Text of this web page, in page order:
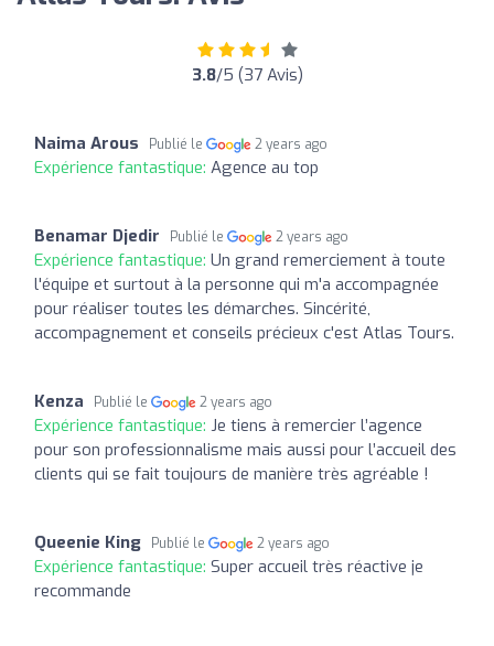
3.8/5 (37 Avis)
Naima Arous Publié le 2 years ago
Expérience fantastique: Agence au top
Benamar Djedir Publié le 2 years ago
Expérience fantastique: Un grand remerciement à toute
l'équipe et surtout à la personne qui m'a accompagnée
pour réaliser toutes les démarches. Sincérité,
accompagnement et conseils précieux c'est Atlas Tours.
Kenza Publié le 2 years ago
Expérience fantastique: Je tiens à remercier l’agence
pour son professionnalisme mais aussi pour l’accueil des
clients qui se fait toujours de manière très agréable !
Queenie King Publié le 2 years ago
Expérience fantastique: Super accueil très réactive je
recommande